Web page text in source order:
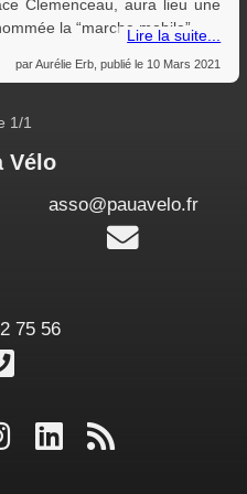
Clemenceau, aura lieu une
la “marche mobile”.
Lire la suite...
parAurélie Erb , publié le 10 Mars 2021
1/1
Vélo
asso@pauavelo.fr
Écrire
75 56
Appeler
profil profilRSS